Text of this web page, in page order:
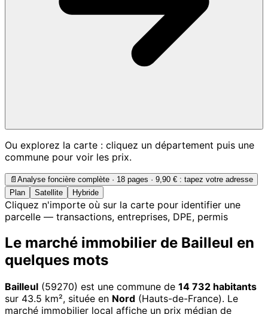
Ou explorez la carte : cliquez un département puis une
commune pour voir les prix.
📄 Analyse foncière complète · 18 pages · 9,90 € : tapez votre adresse
Plan
Satellite Hybride
Cliquez n'importe où sur la carte pour identifier une
parcelle — transactions, entreprises, DPE, permis
Le marché immobilier de Bailleul en
quelques mots
Bailleul (59270) est une commune de 14 732 habitants
sur 43.5 km², située en Nord (Hauts-de-France). Le
marché immobilier local affiche un prix médian de